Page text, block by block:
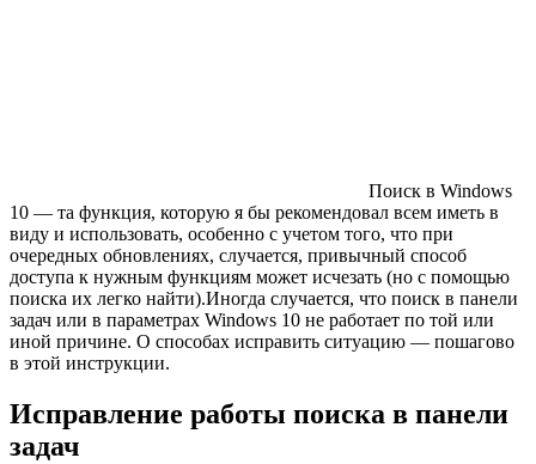
Поиск в Windows
10 — та функция, которую я бы рекомендовал всем иметь в
виду и использовать, особенно с учетом того, что при
очередных обновлениях, случается, привычный способ
доступа к нужным функциям может исчезать (но с помощью
поиска их легко найти).Иногда случается, что поиск в панели
задач или в параметрах Windows 10 не работает по той или
иной причине. О способах исправить ситуацию — пошагово
в этой инструкции.
Исправление работы поиска в панели
задач